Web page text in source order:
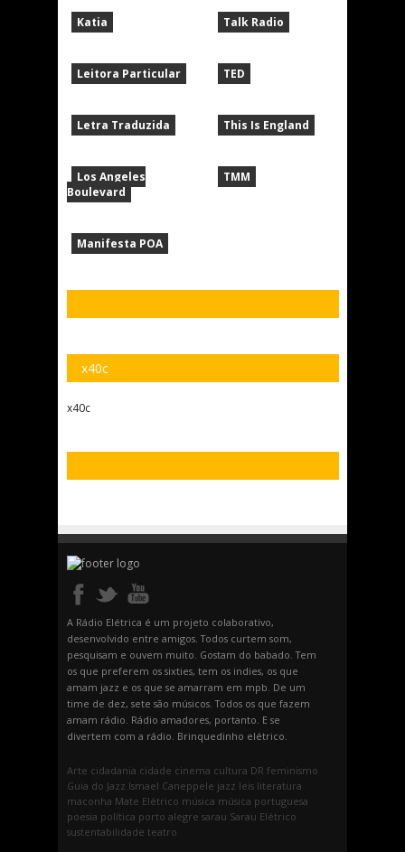
Katia
Leitora Particular
Letra Traduzida
Los Angeles
Boulevard
Manifesta POA
Talk Radio
TED
This Is England
TMM
x40c
x40c
A Rádio Elétrica é um projeto colaborativo,
desenvolvido entre amigos. Todos curtem som,
pesquisam e ouvem muito. Gostam do babado. Tem
os que preferem os sixties, tem os indies, os que
amam jazz e os que se amarram em mpb. De um
time de dez, sete são músicos. Todos os que fazem
amam rádio. Rádio amadores, portanto. E se
divertem com a rádio. Brinquedinho elétrico.
Arte cidadania cidade cinema cultura DR feminismo
Guia do Jazz Ismael Caneppele jazz leis literatura
maconha Mate Elétrico música música portuguesa
poesia política porto alegre sarau Sarau Elétrico
sustentabilidade teatro